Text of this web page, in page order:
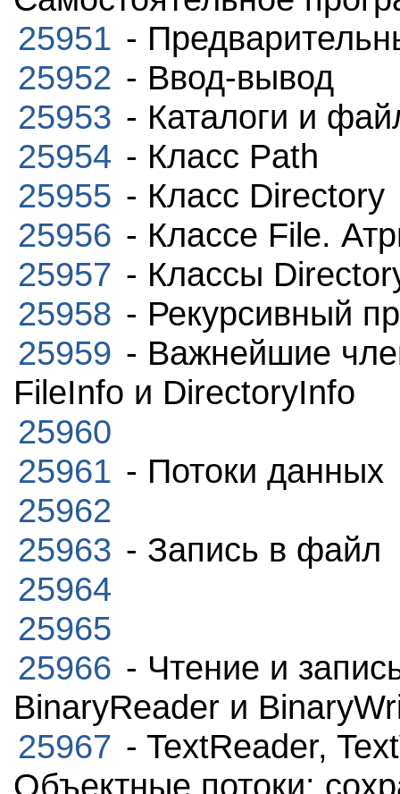
25951 -
25952 - Ввод-вывод
25953 - Каталоги и
25954 - Класс Path
25955 - Класс Directory
25956 - Классе File.
25957 - Классы
25958 - Рекурсивный
25959 - Важнейшие
FileInfo и DirectoryInfo
25960
25961 - Потоки данных
25962
25963 - Запись в файл
25964
25965
25966 - Чтение и
BinaryReader и
25967 - TextReader,
Объектные потоки: